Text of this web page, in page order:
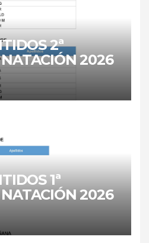
2ª
2026
1ª
2026